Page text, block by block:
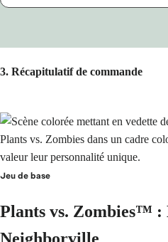
3. Récapitulatif de commande
Jeu de base
Plants vs. Zombies™ :